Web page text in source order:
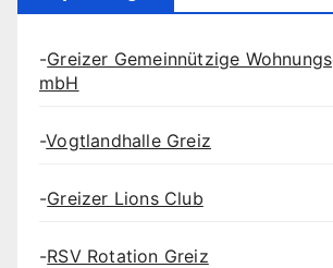
-Greizer Gemeinnützige
mbH
-Vogtlandhalle Greiz
-Greizer Lions Club
-RSV Rotation Greiz